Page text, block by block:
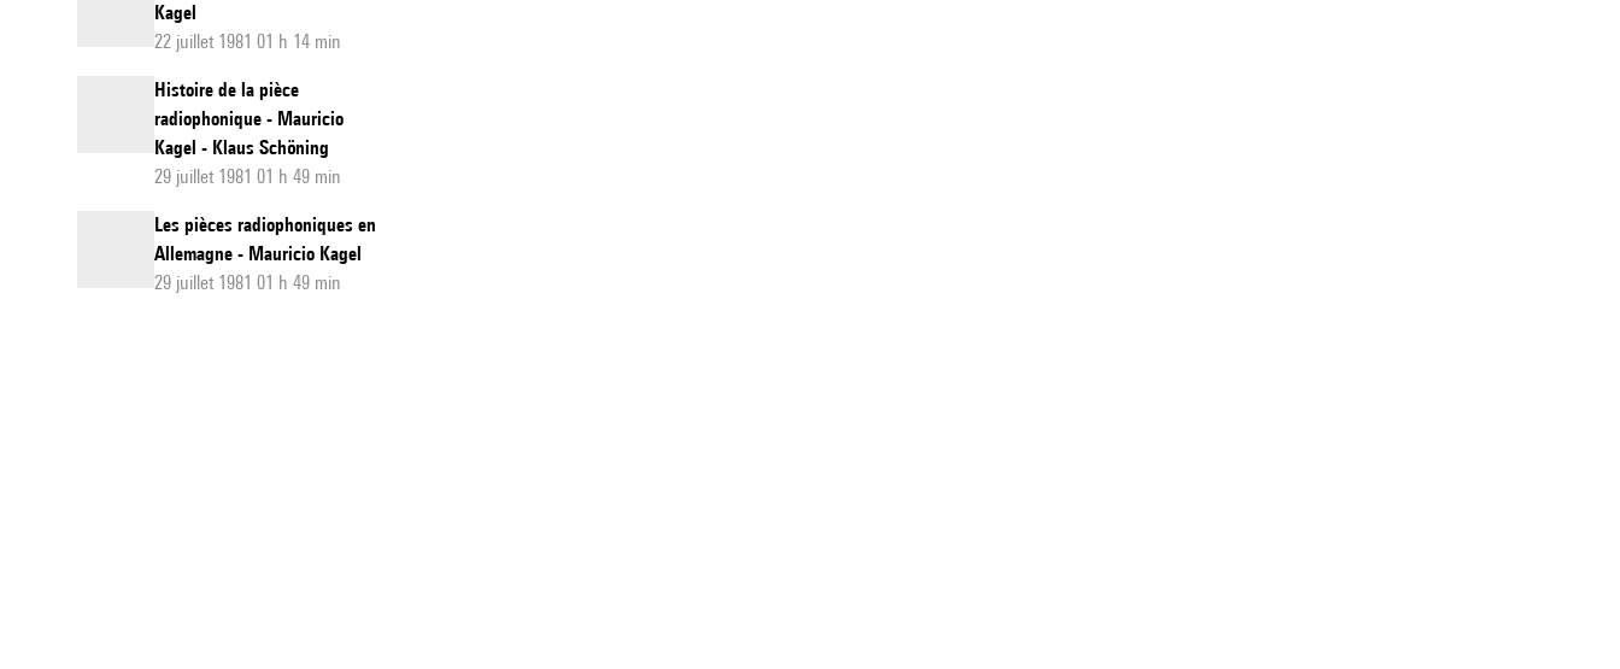
Kagel
22 juillet 1981 01 h 14 min
Histoire de la pièce
radiophonique - Mauricio
Kagel - Klaus Schöning
29 juillet 1981 01 h 49 min
Les pièces radiophoniques en
Allemagne - Mauricio Kagel
29 juillet 1981 01 h 49 min